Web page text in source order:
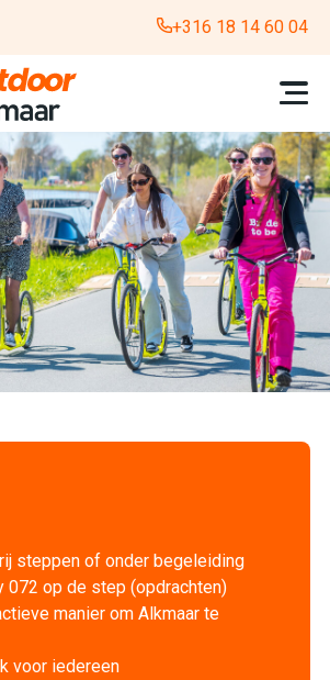
+316 18 14 60 04
steppen of onder begeleiding
072 op de step (opdrachten)
manier om Alkmaar te
voor iedereen